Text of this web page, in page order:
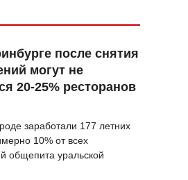
после снятия
могут не
20-25% ресторанов
заработали 177 летних
10% от всех
общепита уральской